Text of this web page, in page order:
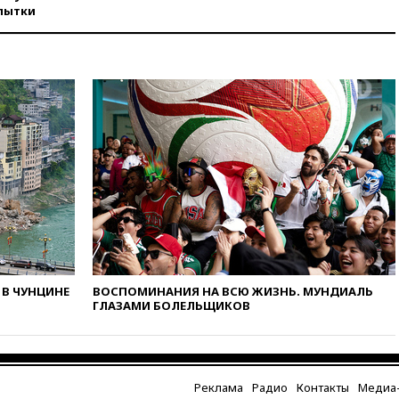
коррупции
вчера, 23:35Лукашенко
объяснил экономическую
выгоду безвизового режима с
ЕС
вчера, 22:59На башню
ресторана «Армения» в
Москве вернут утраченную
скульптуру балерины
вчера, 22:45Литовец
протаранил погранпункт при
попытке попасть в Россию
вчера, 22:28
анонсировал скорое
огня США и Ирана
вчера, 22:15Три человека
ЧУНЦИНЕ
ВОСПОМИНАНИЯ НА ВСЮ ЖИЗНЬ. МУНДИАЛЬ
ГЛАЗАМИ БОЛЕЛЬЩИКОВ
Реклама Радио Контакты